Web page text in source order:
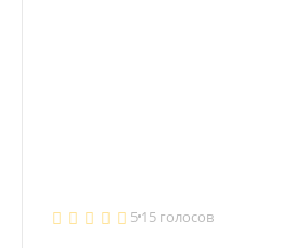
5 15 голосов